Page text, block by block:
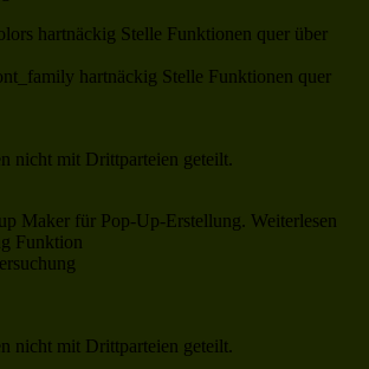
hartnäckig Stelle Funktionen quer über
hartnäckig Stelle Funktionen quer
nicht mit Drittparteien geteilt.
Maker für Pop-Up-Erstellung. Weiterlesen
Funktion
nicht mit Drittparteien geteilt.